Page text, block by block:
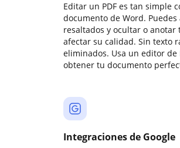
Editar un PDF es tan simple
documento de Word.
resaltados y ocultar o anotar
afectar su calidad. Sin texto
eliminados. Usa un editor de
obtener tu documento
Integraciones de Google